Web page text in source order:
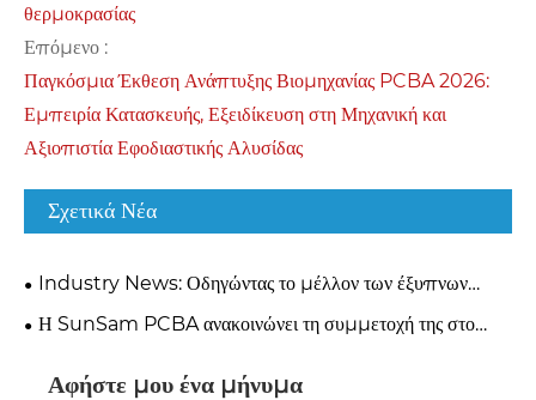
θερμοκρασίας
Επόμενο :
Παγκόσμια Έκθεση Ανάπτυξης Βιομηχανίας PCBA 2026:
Εμπειρία Κατασκευής, Εξειδίκευση στη Μηχανική και
Αξιοπιστία Εφοδιαστικής Αλυσίδας
Σχετικά Νέα
Industry News: Οδηγώντας το μέλλον των έξυπνων
οικιακών συσκευών με κατασκευή PCBA υψηλής απόδοσης
Η SunSam PCBA ανακοινώνει τη συμμετοχή της στο
Αφήστε μου ένα μήνυμα